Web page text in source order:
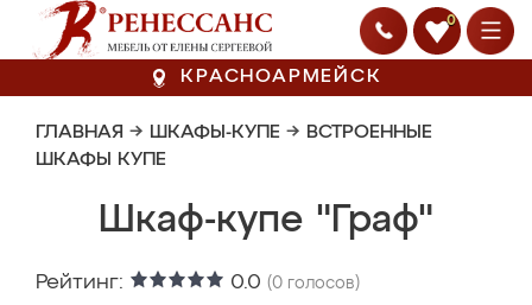
0
КРАСНОАРМЕЙСК
ГЛАВНАЯ → ШКАФЫ-КУПЕ → ВСТРОЕННЫЕ
ШКАФЫ КУПЕ
Шкаф-купе "Граф"
Рейтинг: 0.0 (0 голосов)